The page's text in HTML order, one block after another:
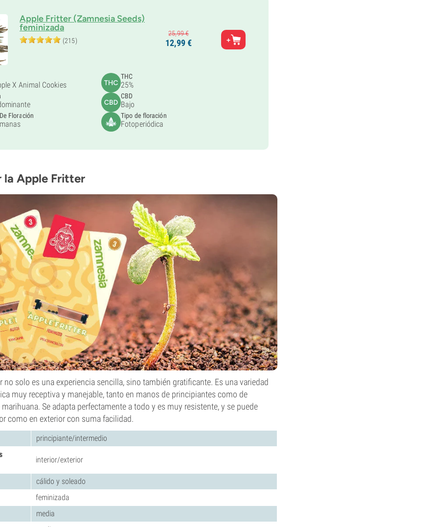
Apple Fritter (Zamnesia Seeds)
feminizada
(215)
25,99€
12,99€
X Animal Cookies
Floración
THC
25%
CBD
Bajo
Tipo de floración
Fotoperiódica
la Apple Fritter
no solo es una experiencia sencilla, sino también gratificante. Es una variedad
muy receptiva y manejable, tanto en manos de principiantes como de
Se adapta perfectamente a todo y es muy resistente, y se puede
como en exterior con suma facilidad.
principiante/intermedio
interior/exterior
cálido y soleado
feminizada
media